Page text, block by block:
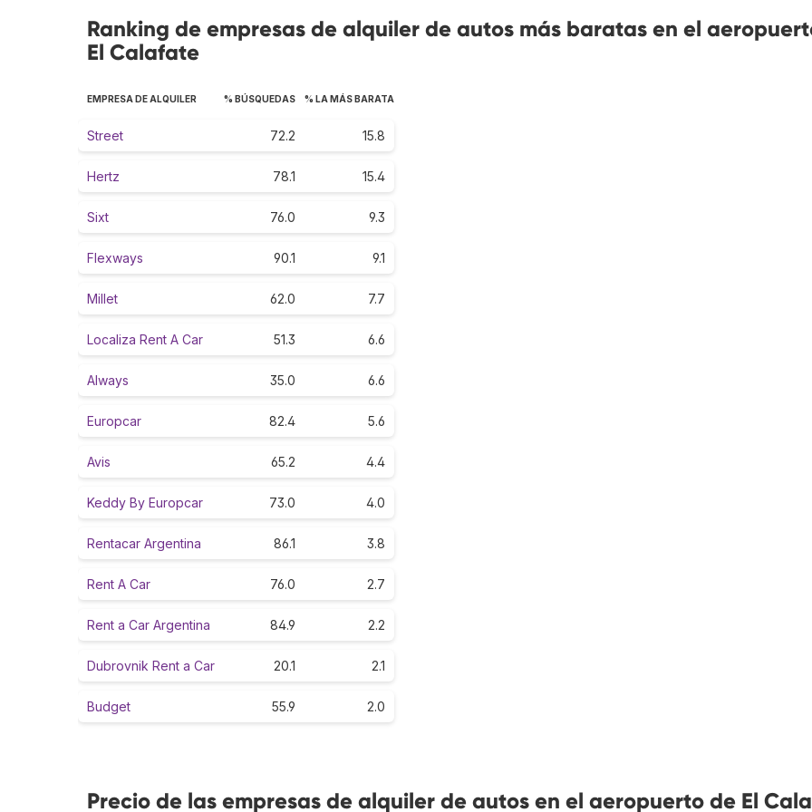
Ranking de empresas de alquiler de autos más baratas en el
El Calafate
EMPRESA DE ALQUILER % BÚSQUEDAS % LA MÁS BARATA
Street 72.2 15.8
Hertz 78.1 15.4
Sixt 76.0 9.3
Flexways 90.1 9.1
Millet 62.0 7.7
Localiza Rent A Car 51.3 6.6
Always 35.0 6.6
Europcar 82.4 5.6
Avis 65.2 4.4
Keddy By Europcar 73.0 4.0
Rentacar Argentina 86.1 3.8
Rent A Car 76.0 2.7
Rent a Car Argentina 84.9 2.2
Dubrovnik Rent a Car 20.1 2.1
Budget 55.9 2.0
Precio de las empresas de alquiler de autos en el aeropuerto de El